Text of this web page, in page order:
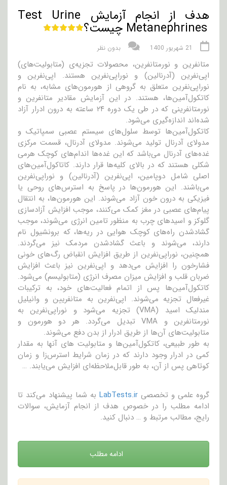
هدف از انجام آزمایش Test Urine
Metanephrines چیست؟
21 شهریور 1400 بدون نظر
متانفرین و نورمتانفرین، محصولات تجزیه‌ی (متابولیت‌های)
اپی‌نفرین (آدرنالین) و نوراپی‌نفرین هستند. اپی‌نفرین و
نوراپی‌نفرین متعلق به گروهی از هورمون‌های مشابه، به نام
کاتکول‌آمین‌ها، هستند. در این آزمایش مقادیر متانفرین و
نورمتانفرینی که در طی یک دوره ۲۴ ساعته به درون ادرار آزاد
شده‌اند اندازه‌گیری می‌شود.
کاتکول‌آمین‌ها توسط سلو‌ل‌های سیستم عصبی سمپاتیک و
مدولای آدرنال تولید می‌شوند. مدولای آدرنال، قسمت مرکزی
غده‌های آدرنال می‌باشد که این غده‌ها اندام‌های کوچک هرمی
شکلی هستند که در بالای کلیه‌ها قرار دارند. کاتاکول‌آمین‌های
اصلی شامل دوپامین، اپی‌نفرین (آدرنالین) و نوراپی‌نفرین
می‌باشند. این هورمون‌ها در پاسخ به استرس‌های روحی یا
فیزیکی به درون خون آزاد می‌شوند. این هورمون‌ها، به انتقال
پیام‌های عصبی در مغز کمک می‌کنند، موجب افزایش آزادسازی
گلوکز و اسید‌های چرب به منظور تامین انرژی می‌شوند، موجب
گشاد‌شدن راه‌های کوچک هوایی در ریه‌ها، که برونشیول نام
دارند، می‌شوند و باعث گشاد‌شدن مردمک نیز می‌گردند.
همچنین، نوراپی‌نفرین از طریق افزایش انقباض رگ‌های خونی
فشار‌خون را افزایش می‌دهد و اپی‌نفرین نیز باعث افزایش
ضربان قلب و افزایش میزان مصرف انرژی (متابولیسم) می‌شود.
کاتکول‌آمین‌ها پس از اتمام فعالیت‌های خود، به ترکیبات
غیرفعال تجزیه می‌شوند. اپی‌نفرین به متانفریین و وانیلیل
مندلیک اسید (VMA) تجزیه می‌شود و نوراپی‌نفرین به
نورمتانفرین و VMA تبدیل می‌گردد. هر دو هورمون و
متابولیت‌های آن‌ها از طریق ادرار از بدن دفع می‌شوند.
به طور طبیعی، کاتکول‌آمین‌ها و متابولیت های آنها به مقدار
کمی در ادرار وجود دارند که در زمان شرایط استرس‌زا و زمان
کوتاهی پس از آن، به طور قابل‌ملاحظه‌ای افزایش می‌یابند. …
گروه علمی و تخصصی LabTests.ir به شما پیشنهاد می‌کند تا
ادامه مطلب را در خصوص هدف از انجام آزمایش، سوالات
رایج، مطالب مرتبط و … دنبال کنید.
ادامه مطلب